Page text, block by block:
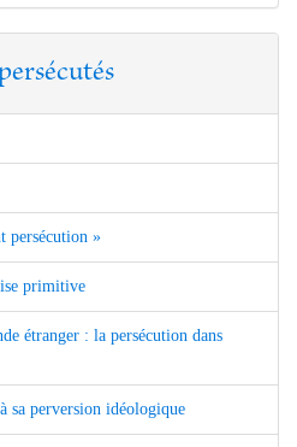
persécution »
primitive
étranger : la persécution dans
sa perversion idéologique